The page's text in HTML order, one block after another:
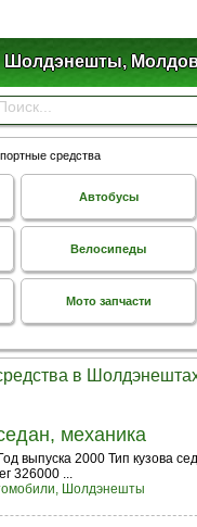
Шолдэнешты,
средства
Автобусы
Велосипеды
Мото запчасти
в
механика
выпуска 2000 Тип кузова
326000 ...
Шолдэнешты